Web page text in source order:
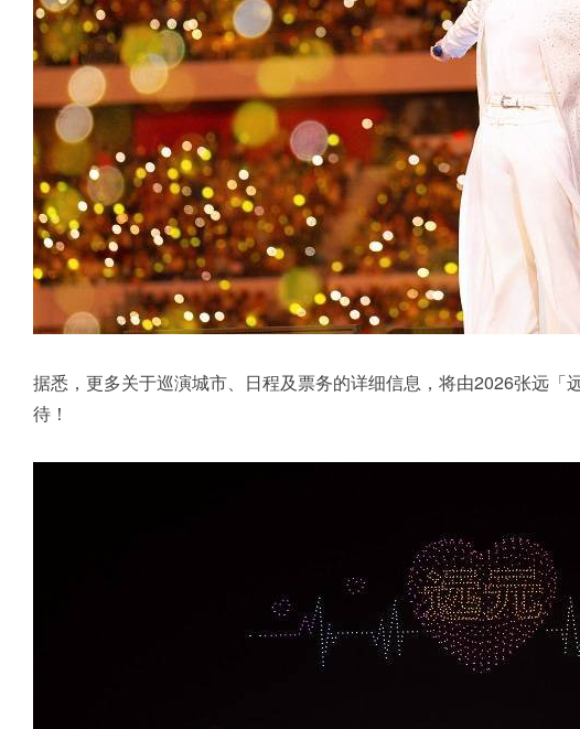
据悉，更多关于巡演城市、日程及票务的详细信息，将由2026张远
待！